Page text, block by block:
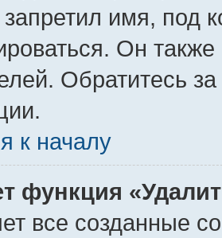
имя, под
Он
Обратитесь
к началу
функция
все созданные